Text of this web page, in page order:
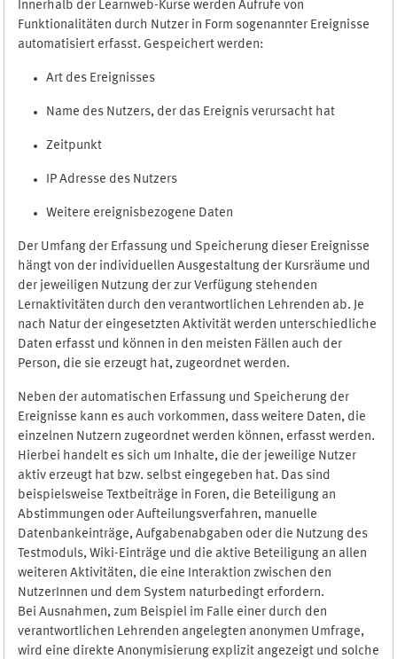
Innerhalb der Learnweb-Kurse werden Aufrufe von
Funktionalitäten durch Nutzer in Form sogenannter Ereignisse
automatisiert erfasst. Gespeichert werden:
Art des Ereignisses
Name des Nutzers, der das Ereignis verursacht hat
Zeitpunkt
IP Adresse des Nutzers
Weitere ereignisbezogene Daten
Der Umfang der Erfassung und Speicherung dieser Ereignisse
hängt von der individuellen Ausgestaltung der Kursräume und
der jeweiligen Nutzung der zur Verfügung stehenden
Lernaktivitäten durch den verantwortlichen Lehrenden ab. Je
nach Natur der eingesetzten Aktivität werden unterschiedliche
Daten erfasst und können in den meisten Fällen auch der
Person, die sie erzeugt hat, zugeordnet werden.
Neben der automatischen Erfassung und Speicherung der
Ereignisse kann es auch vorkommen, dass weitere Daten, die
einzelnen Nutzern zugeordnet werden können, erfasst werden.
Hierbei handelt es sich um Inhalte, die der jeweilige Nutzer
aktiv erzeugt hat bzw. selbst eingegeben hat. Das sind
beispielsweise Textbeiträge in Foren, die Beteiligung an
Abstimmungen oder Aufteilungsverfahren, manuelle
Datenbankeinträge, Aufgabenabgaben oder die Nutzung des
Testmoduls, Wiki-Einträge und die aktive Beteiligung an allen
weiteren Aktivitäten, die eine Interaktion zwischen den
NutzerInnen und dem System naturbedingt erfordern.
Bei Ausnahmen, zum Beispiel im Falle einer durch den
verantwortlichen Lehrenden angelegten anonymen Umfrage,
wird eine direkte Anonymisierung explizit angezeigt und solche